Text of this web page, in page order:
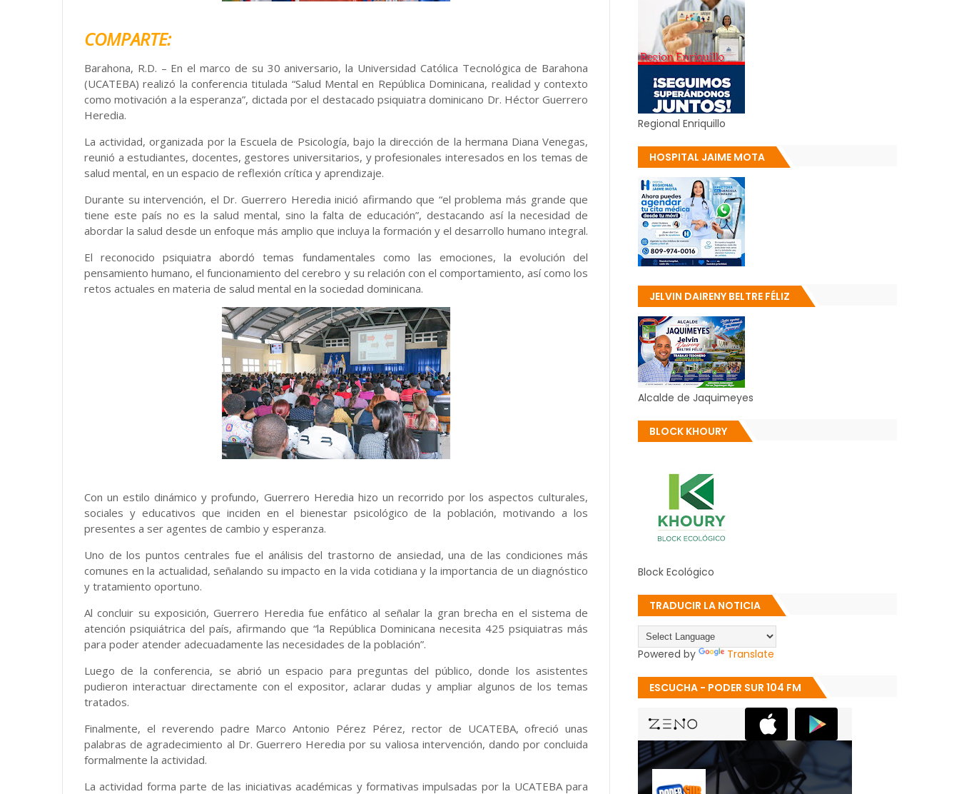
COMPARTE:
Barahona, R.D. – En el marco de su 30 aniversario, la Universidad Católica Tecnológica de Barahona
(UCATEBA) realizó la conferencia titulada “Salud Mental en República Dominicana, realidad y contexto
como motivación a la esperanza”, dictada por el destacado psiquiatra dominicano Dr. Héctor Guerrero
Heredia.
La actividad, organizada por la Escuela de Psicología, bajo la dirección de la hermana Diana Venegas,
reunió a estudiantes, docentes, gestores universitarios, y profesionales interesados en los temas de
salud mental, en un espacio de reflexión crítica y aprendizaje.
Durante su intervención, el Dr. Guerrero Heredia inició afirmando que “el problema más grande que
tiene este país no es la salud mental, sino la falta de educación”, destacando así la necesidad de
abordar la salud desde un enfoque más amplio que incluya la formación y el desarrollo humano integral.
El reconocido psiquiatra abordó temas fundamentales como las emociones, la evolución del
pensamiento humano, el funcionamiento del cerebro y su relación con el comportamiento, así como los
retos actuales en materia de salud mental en la sociedad dominicana.
Con un estilo dinámico y profundo, Guerrero Heredia hizo un recorrido por los aspectos culturales,
sociales y educativos que inciden en el bienestar psicológico de la población, motivando a los
presentes a ser agentes de cambio y esperanza.
Uno de los puntos centrales fue el análisis del trastorno de ansiedad, una de las condiciones más
comunes en la actualidad, señalando su impacto en la vida cotidiana y la importancia de un diagnóstico
y tratamiento oportuno.
Al concluir su exposición, Guerrero Heredia fue enfático al señalar la gran brecha en el sistema de
atención psiquiátrica del país, afirmando que “la República Dominicana necesita 425 psiquiatras más
para poder atender adecuadamente las necesidades de la población”.
Luego de la conferencia, se abrió un espacio para preguntas del público, donde los asistentes
pudieron interactuar directamente con el expositor, aclarar dudas y ampliar algunos de los temas
tratados.
Finalmente, el reverendo padre Marco Antonio Pérez Pérez, rector de UCATEBA, ofreció unas
palabras de agradecimiento al Dr. Guerrero Heredia por su valiosa intervención, dando por concluida
formalmente la actividad.
La actividad forma parte de las iniciativas académicas y formativas impulsadas por la UCATEBA para
Regional Enriquillo
HOSPITAL JAIME MOTA
JELVIN DAIRENY BELTRE FÉLIZ
Alcalde de Jaquimeyes
BLOCK KHOURY
Block Ecológico
TRADUCIR LA NOTICIA
Powered by Translate
ESCUCHA - PODER SUR 104 FM